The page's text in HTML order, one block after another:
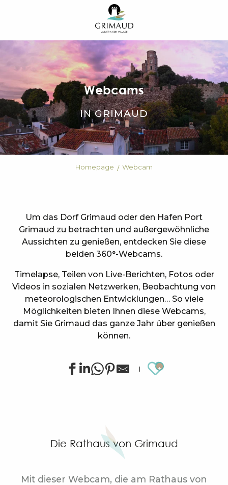
principal
Webcams
IN GRIMAUD
Homepage Webcam
Um das Dorf Grimaud oder den Hafen Port
Grimaud zu betrachten und außergewöhnliche
Aussichten zu genießen, entdecken Sie diese
beiden 360°-Webcams.
Timelapse, Teilen von Live-Berichten, Fotos oder
Videos in sozialen Netzwerken, Beobachtung von
meteorologischen Entwicklungen… So viele
Möglichkeiten bieten Ihnen diese Webcams,
damit Sie Grimaud das ganze Jahr über genießen
können.
Ajouter
Die Rathaus von Grimaud
Mit dieser Webcam, die am Rathaus von